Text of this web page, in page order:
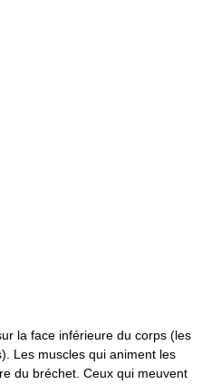
la face inférieure du corps (les
Les muscles qui animent les
du bréchet. Ceux qui meuvent